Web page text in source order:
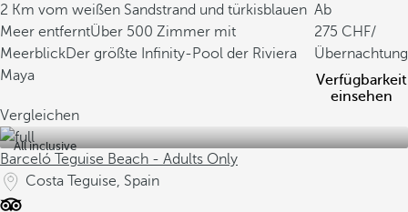
2 Km vom weißen Sandstrand und türkisblauen
Meer entferntÜber 500 Zimmer mit
MeerblickDer größte Infinity-Pool der Riviera
Maya
Ab
275
/
Übernachtung
Verfügbarkeit
einsehen
Vergleichen
All inclusive
Barceló Teguise Beach - Adults Only
Costa Teguise, Spain